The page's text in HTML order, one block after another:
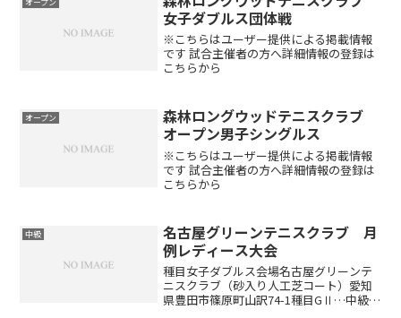
ん...
オープン
女子ダブルス団体戦
※こちらはユーザー提供による掲載情報
です 試合主催者の方へ詳細情報の登録は
こちらから
オープン
森林ロングウッドテニスクラブ
オープン男子シングルス
※こちらはユーザー提供による掲載情報
です 試合主催者の方へ詳細情報の登録は
こちらから
中級
名古屋グリーンテニスクラブ 月
例レディース大会
種目女子ダブルス会場名古屋グリーンテ
ニスクラブ（砂入り人工芝コート）愛知
県豊田市篠原町山訳74-1種目GⅡ…中級レ